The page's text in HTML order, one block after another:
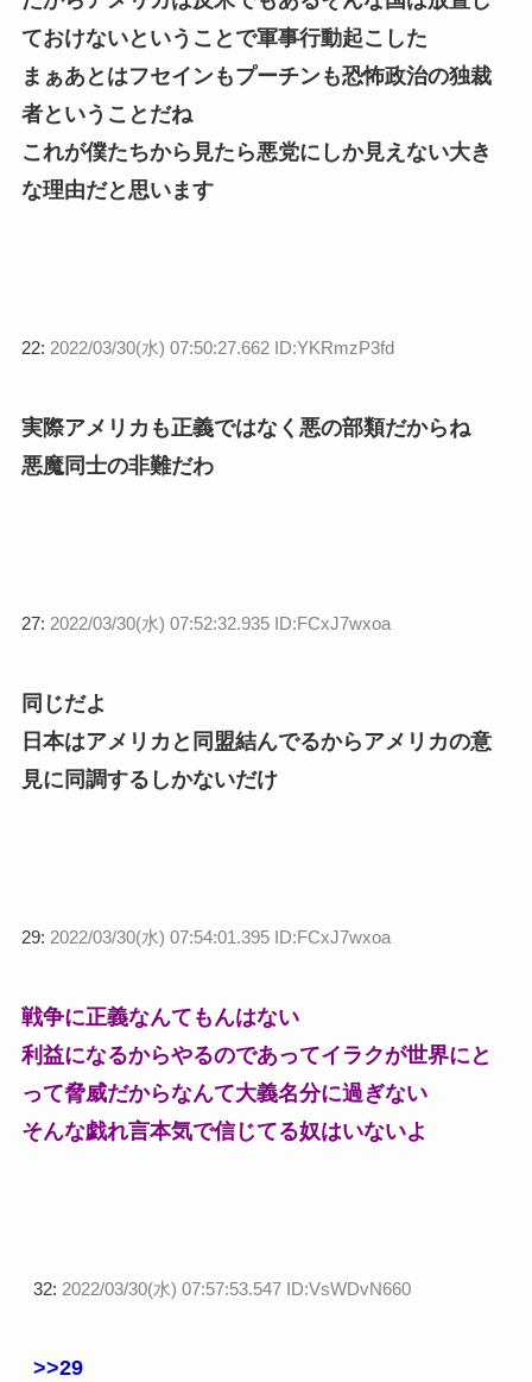
ておけないということで軍事行動起こした
まぁあとはフセインもプーチンも恐怖政治の独裁
者ということだね
これが僕たちから見たら悪党にしか見えない大き
な理由だと思います
22: 2022/03/30(水) 07:50:27.662 ID:YKRmzP3fd
実際アメリカも正義ではなく悪の部類だからね
悪魔同士の非難だわ
27: 2022/03/30(水) 07:52:32.935 ID:FCxJ7wxoa
同じだよ
日本はアメリカと同盟結んでるからアメリカの意
見に同調するしかないだけ
29: 2022/03/30(水) 07:54:01.395 ID:FCxJ7wxoa
戦争に正義なんてもんはない
利益になるからやるのであってイラクが世界にと
って脅威だからなんて大義名分に過ぎない
そんな戯れ言本気で信じてる奴はいないよ
32: 2022/03/30(水) 07:57:53.547 ID:VsWDvN660
>>29